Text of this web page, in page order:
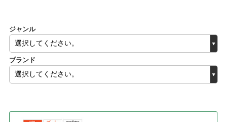
ジャンル
ブランド